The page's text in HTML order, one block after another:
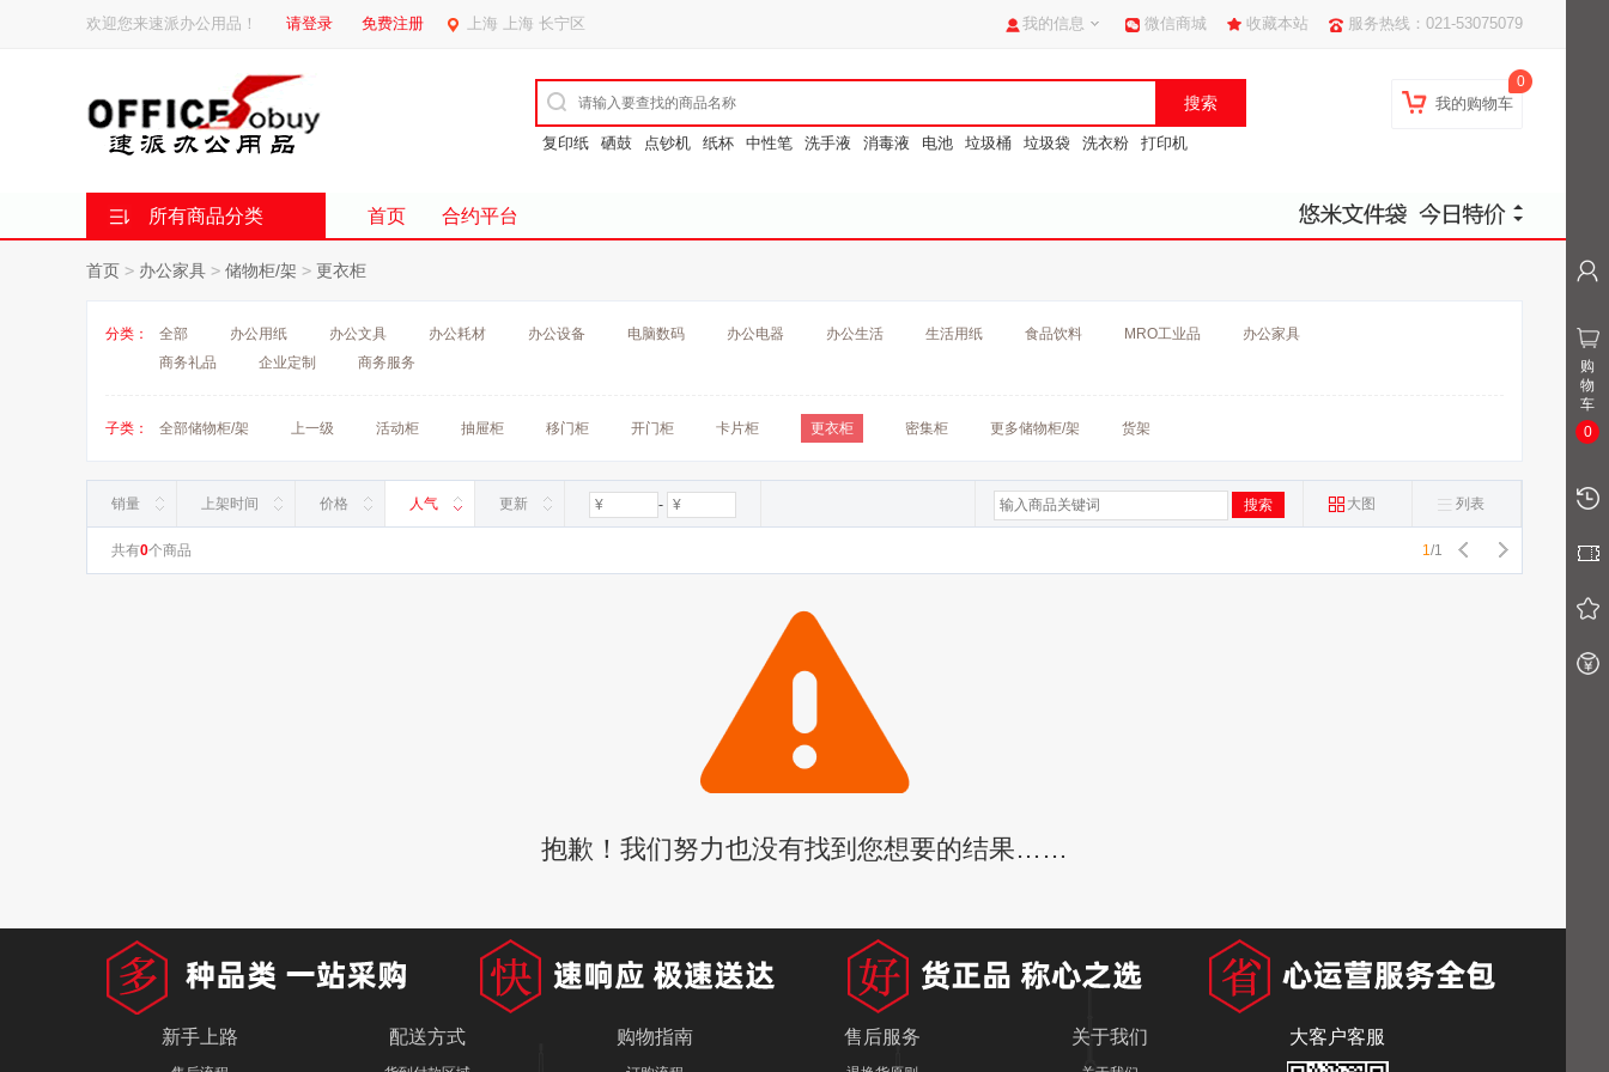
欢迎您来速派办公用品！ 请登录 免费注册 上海 上海 长宁区 微信商城 收藏本站 服务热线：021-53075079
我的信息
复印纸 硒鼓 点钞机 纸杯 中性笔 洗手液 消毒液 电池 垃圾桶 垃圾袋 洗衣粉 打印机
我的购物车
0
所有商品分类 首页 合约平台
首页 > 办公家具 > 储物柜/架 > 更衣柜
分类： 全部 办公用纸 办公文具 办公耗材 办公设备 电脑数码 办公电器 办公生活 生活用纸 食品饮料 MRO工业品
办公家具
商务礼品
企业定制 商务服务
子类： 全部储物柜/架 上一级 活动柜 抽屉柜 移门柜 开门柜 卡片柜 更衣柜 密集柜 更多储物柜/架 货架
销量 上架时间 价格 人气 更新 - 大图 列表
共有0个商品 1/1
抱歉！我们努力也没有找到您想要的结果……
新手上路 配送方式 购物指南 售后服务 关于我们 大客户客服
购
物
车
0